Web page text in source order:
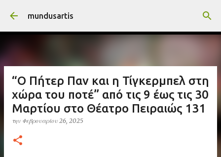
Μετάβαση στο κύριο περιεχόμενο
mundusartis
“Ο Πήτερ Παν και η Τίγκερμπελ στη
χώρα του ποτέ” από τις 9 έως τις 30
Μαρτίου στο Θέατρο Πειραιώς 131
την Φεβρουαρίου 26, 2025